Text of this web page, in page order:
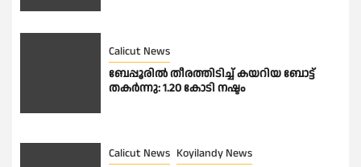
Calicut News
ബേപ്പൂരിൽ തീരത്തിടിച്ച് കയറിയ ബോട്ട്
തകർന്നു: 1.20 കോടി നഷ്ടം
Calicut News Koyilandy News